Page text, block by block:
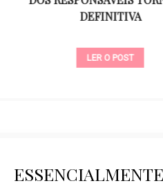
VIROU DEBATE